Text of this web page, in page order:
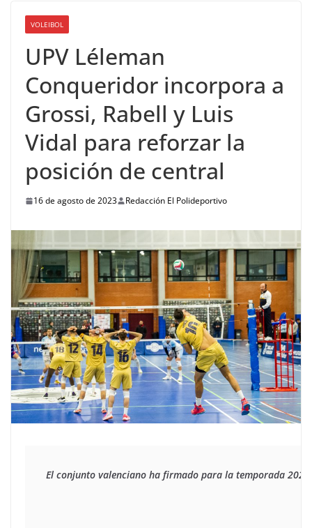
VOLEIBOL
UPV Léleman
Conqueridor incorpora a
Grossi, Rabell y Luis
Vidal para reforzar la
posición de central
16 de agosto de 2023 Redacción El Polideportivo
El conjunto valenciano ha firmado para la temporada